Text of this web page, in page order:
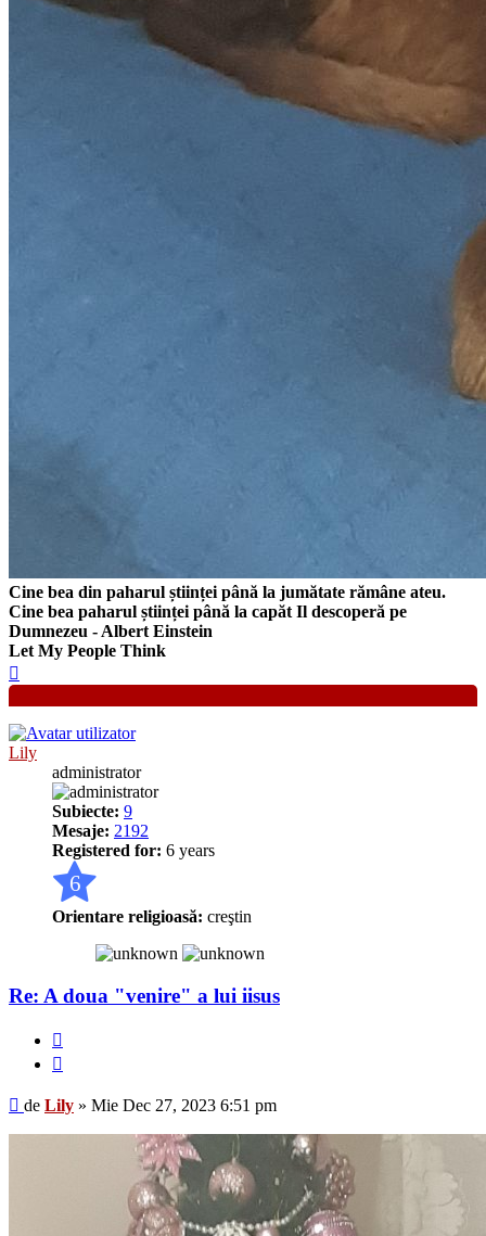
Cine bea din paharul științei până la jumătate rămâne ateu.
Cine bea paharul științei până la capăt Il descoperă pe
Dumnezeu - Albert Einstein
Let My People Think
Lily
administrator
Subiecte: 9
Mesaje: 2192
Registered for: 6 years
6
Orientare religioasă: creştin
Re: A doua "venire" a lui iisus
Mesaj
de Lily » Mie Dec 27, 2023 6:51 pm